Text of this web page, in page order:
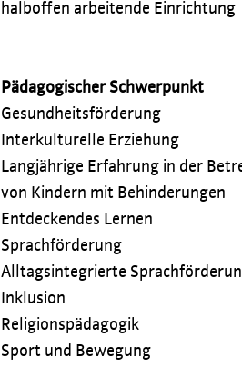
halboffen arbeitende Einrichtung
Pädagogischer Schwerpunkt
Gesundheitsförderung
Interkulturelle Erziehung
Langjährige Erfahrung in der
von Kindern mit Behinderungen
Entdeckendes Lernen
Sprachförderung
Alltagsintegrierte
Inklusion
Religionspädagogik
Sport und Bewegung